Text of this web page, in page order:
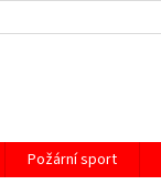
Požární sport